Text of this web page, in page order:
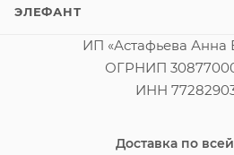
ЭЛЕФАНТ
ИП «Астафьева Анна
ОГРНИП
ИНН
Доставка по